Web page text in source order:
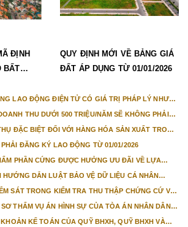
ĐỊNH
BẤT
QUY ĐỊNH MỚI VỀ BẢNG GIÁ
ĐẤT ÁP DỤNG TỪ 01/01/2026
LAO ĐỘNG ĐIỆN TỬ CÓ GIÁ TRỊ PHÁP LÝ NHƯ
THU DƯỚI 500 TRIỆU/NĂM SẼ KHÔNG PHẢI
TĂNG
ĐẶC BIỆT ĐỐI VỚI HÀNG HÓA SẢN XUẤT TRONG
ĐĂNG KÝ LAO ĐỘNG TỪ 01/01/2026
PHẦN CỨNG ĐƯỢC HƯỞNG ƯU ĐÃI VỀ LỰA
01/2026
HƯỚNG DẪN LUẬT BẢO VỆ DỮ LIỆU CÁ NHÂN
SÁT TRONG KIỂM TRA THU THẬP CHỨNG CỨ VỤ
THẨM VỤ ÁN HÌNH SỰ CỦA TÒA ÁN NHÂN DÂN
KẾ TOÁN CỦA QUỸ BHXH, QUỸ BHXH VÀ